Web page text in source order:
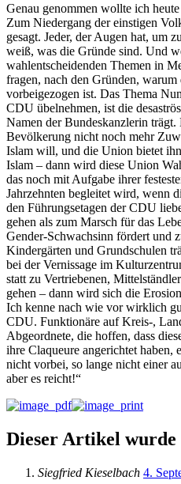
Genau genommen wollte ich
Zum Niedergang der einstigen
gesagt. Jeder, der Augen hat, um
weiß, was die Gründe sind. Und
wahlentscheidenden Themen in
fragen, nach den Gründen,
vorbeigezogen ist. Das Thema
CDU übelnehmen, ist die
Namen der Bundeskanzlerin
Bevölkerung nicht noch mehr
Islam will, und die Union bietet
Islam – dann wird diese Union
das noch mit Aufgabe ihrer
Jahrzehnten begleitet wird, wenn
den Führungsetagen der CDU
gehen als zum Marsch für das
Gender-Schwachsinn fördert und
Kindergärten und Grundschulen
bei der Vernissage im
statt zu Vertriebenen,
gehen – dann wird sich die
Ich kenne nach wie vor wirklich
CDU. Funktionäre auf Kreis-,
Abgeordnete, die hoffen, dass
ihre Claqueure angerichtet
nicht vorbei, so lange nicht einer
aber es reicht!“
Dieser Artikel
Siegfried Kieselbach 4.